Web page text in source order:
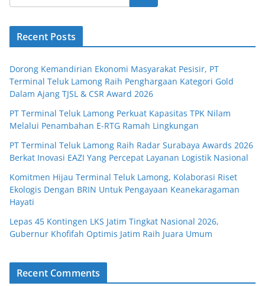
Recent Posts
Dorong Kemandirian Ekonomi Masyarakat Pesisir, PT
Terminal Teluk Lamong Raih Penghargaan Kategori Gold
Dalam Ajang TJSL & CSR Award 2026
PT Terminal Teluk Lamong Perkuat Kapasitas TPK Nilam
Melalui Penambahan E-RTG Ramah Lingkungan
PT Terminal Teluk Lamong Raih Radar Surabaya Awards 2026
Berkat Inovasi EAZI Yang Percepat Layanan Logistik Nasional
Komitmen Hijau Terminal Teluk Lamong, Kolaborasi Riset
Ekologis Dengan BRIN Untuk Pengayaan Keanekaragaman
Hayati
Lepas 45 Kontingen LKS Jatim Tingkat Nasional 2026,
Gubernur Khofifah Optimis Jatim Raih Juara Umum
Recent Comments